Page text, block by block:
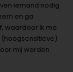
iemand nodig
en ga
waardoor ik me
mij worden